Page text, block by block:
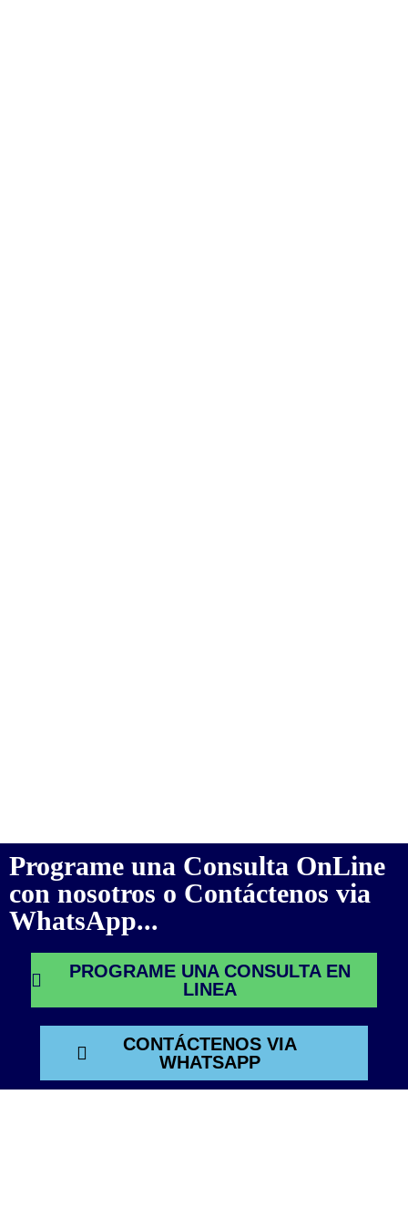
Programe una Consulta OnLine
con nosotros o Contáctenos via
WhatsApp...
PROGRAME UNA CONSULTA EN
LINEA
CONTÁCTENOS VIA
WHATSAPP